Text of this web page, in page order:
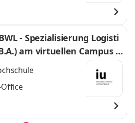
- Spezialisierung Logisti
am virtuellen Campus -
Co. KG